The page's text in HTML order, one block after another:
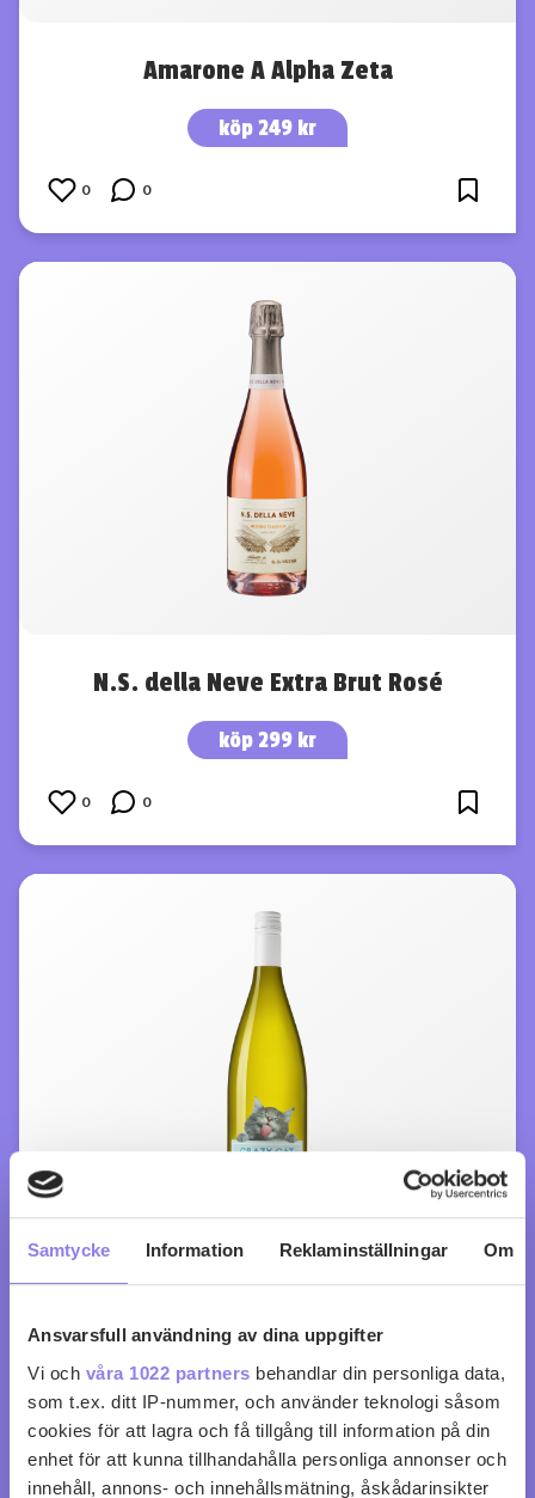
Samtycke Information Reklaminställningar Om
Ansvarsfull användning av dina uppgifter
Vi och våra 1022 partners behandlar din personliga data,
som t.ex. ditt IP-nummer, och använder teknologi såsom
cookies för att lagra och få tillgång till information på din
enhet för att kunna tillhandahålla personliga annonser och
innehåll, annons- och innehållsmätning, åskådarinsikter
Amarone A Alpha Zeta
köp 249 kr
0 0
N.S. della Neve Extra Brut Rosé
köp 299 kr
0 0
Crazy Cat Chenin Blanc & Muscat
köp 99 kr
0 0